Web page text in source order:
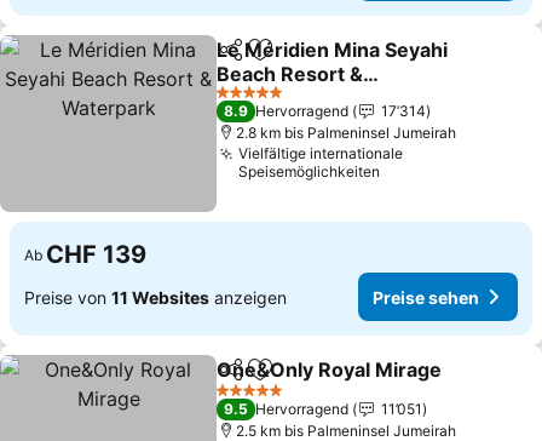
TeilenZu Favoriten hinzufügen
Le Méridien Mina Seyahi
Beach Resort &
Waterpark
5 Sterne
8.9 Hervorragend
17’314
2.8 km bis Palmeninsel Jumeirah
Vielfältige internationale
Speisemöglichkeiten
Ab CHF 139
Preise von 11 Websites anzeigen Preise sehen
TeilenZu Favoriten hinzufügen
One&Only Royal Mirage
5 Sterne
9.5 Hervorragend
11’051
2.5 km bis Palmeninsel Jumeirah